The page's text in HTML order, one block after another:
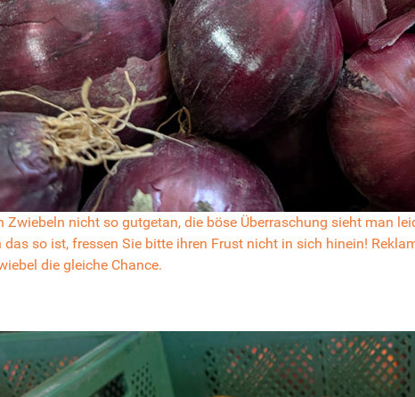
Zwiebeln nicht so gutgetan, die böse Überraschung sieht man
so ist, fressen Sie bitte ihren Frust nicht in sich hinein!
die gleiche Chance.